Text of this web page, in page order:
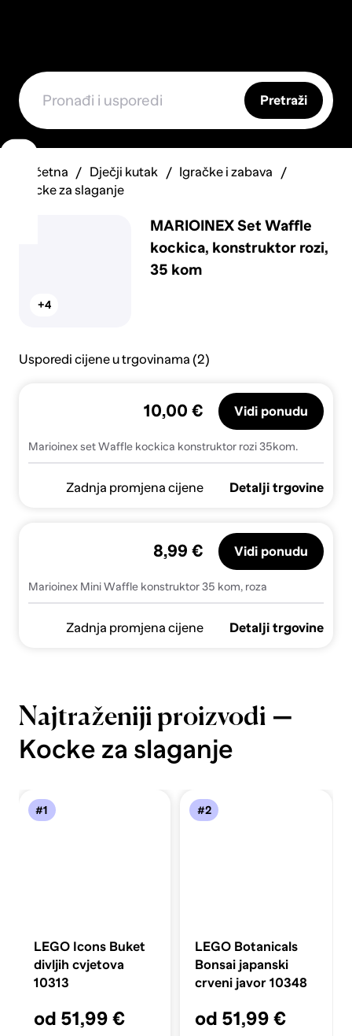
Pretraži
Početna Dječji kutak
Igračke i zabava
Kocke za slaganje
+4
MARIOINEX Set Waffle
kockica, konstruktor rozi,
35 kom
Usporedi cijene u trgovinama (2)
Marioinex set Waffle kockica konstruktor rozi 35kom.
10,00 € Vidi ponudu
Zadnja promjena cijene Detalji trgovine
Marioinex Mini Waffle konstruktor 35 kom, roza
8,99 € Vidi ponudu
Zadnja promjena cijene Detalji trgovine
Najtraženiji proizvodi —
Kocke za slaganje
#1
LEGO Icons Buket
divljih cvjetova
10313
od 51,99 €
#2
LEGO Botanicals
Bonsai japanski
crveni javor 10348
od 51,99 €